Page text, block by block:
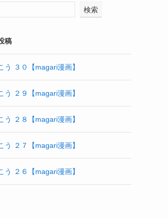
検索
稿
う ３０【magari漫画】
う ２９【magari漫画】
う ２８【magari漫画】
う ２７【magari漫画】
う ２６【magari漫画】